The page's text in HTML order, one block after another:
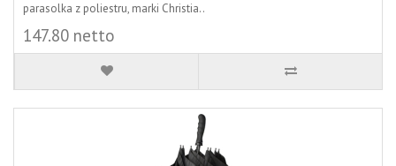
parasolka z poliestru, marki Christia..
147.80 netto